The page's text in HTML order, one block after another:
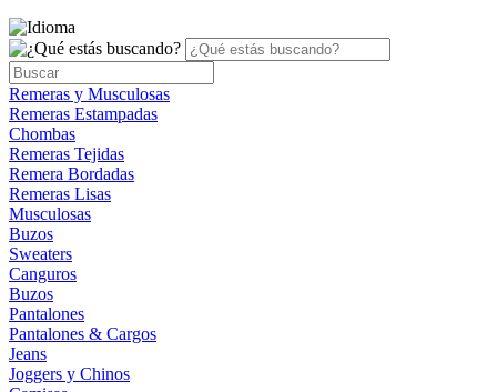
Remeras y Musculosas
Remeras Estampadas
Chombas
Remeras Tejidas
Remera Bordadas
Remeras Lisas
Musculosas
Buzos
Sweaters
Canguros
Buzos
Pantalones
Pantalones & Cargos
Jeans
Joggers y Chinos